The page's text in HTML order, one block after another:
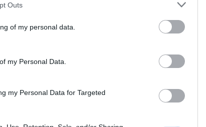
Outs
of my personal data.
my Personal Data.
my Personal Data for Targeted